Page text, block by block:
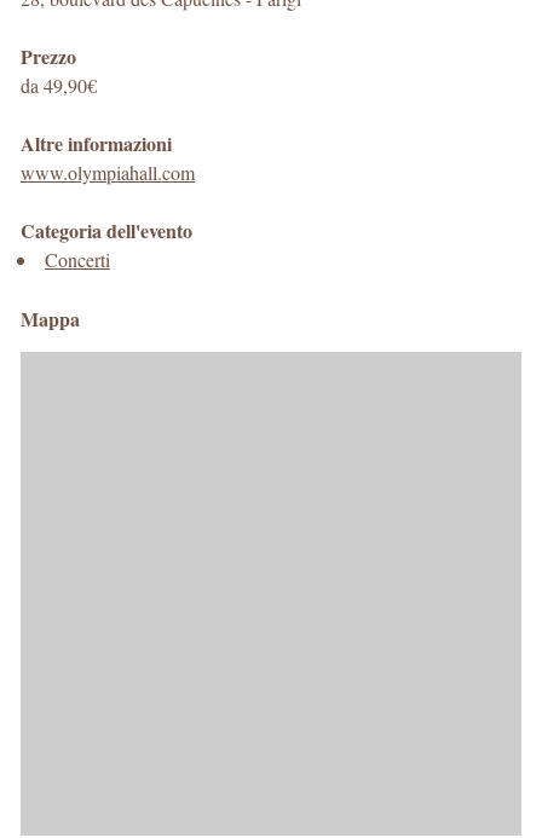
Prezzo
da 49,90€
Altre informazioni
www.olympiahall.com
Categoria dell'evento
Concerti
Mappa